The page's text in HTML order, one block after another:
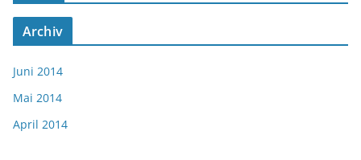
Archiv
Juni 2014
Mai 2014
April 2014